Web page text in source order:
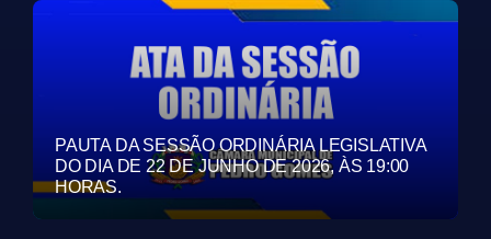
PAUTA DA SESSÃO ORDINÁRIA LEGISLATIVA
DO DIA DE 22 DE JUNHO DE 2026, ÀS 19:00
HORAS.